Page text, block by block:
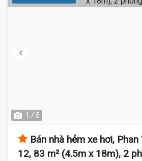
1 / 5
Bán nhà hẻm xe hơi,
12, 83 m² (4.5m x 18m), 2